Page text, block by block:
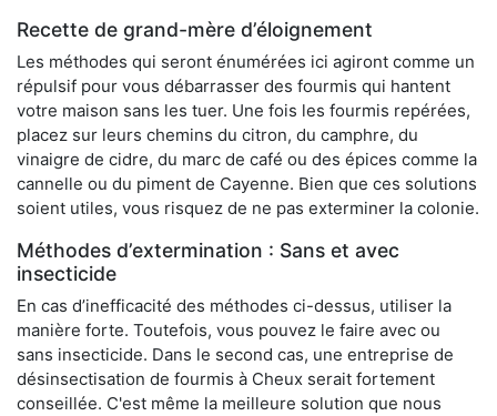
Recette de grand-mère d’éloignement
Les méthodes qui seront énumérées ici agiront comme un
répulsif pour vous débarrasser des fourmis qui hantent
votre maison sans les tuer. Une fois les fourmis repérées,
placez sur leurs chemins du citron, du camphre, du
vinaigre de cidre, du marc de café ou des épices comme la
cannelle ou du piment de Cayenne. Bien que ces solutions
soient utiles, vous risquez de ne pas exterminer la colonie.
Méthodes d’extermination : Sans et avec
insecticide
En cas d’inefficacité des méthodes ci-dessus, utiliser la
manière forte. Toutefois, vous pouvez le faire avec ou
sans insecticide. Dans le second cas, une entreprise de
désinsectisation de fourmis à Cheux serait fortement
conseillée. C'est même la meilleure solution que nous